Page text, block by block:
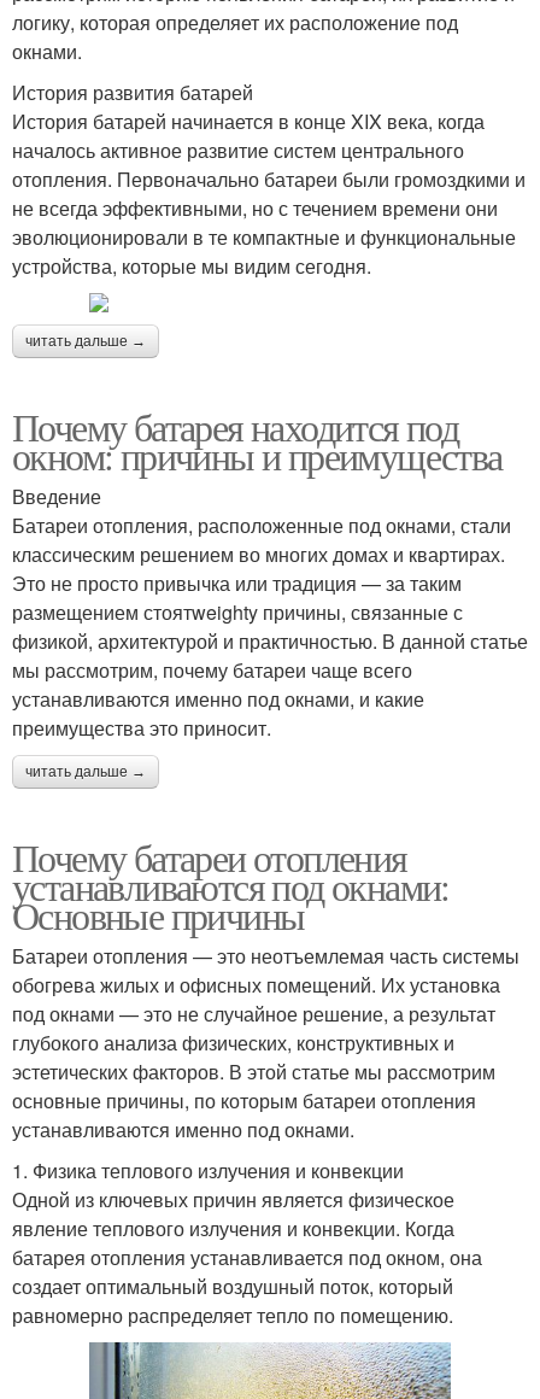
логику, которая определяет их расположение под
окнами.
История развития батарей
История батарей начинается в конце XIX века, когда
началось активное развитие систем центрального
отопления. Первоначально батареи были громоздкими и
не всегда эффективными, но с течением времени они
эволюционировали в те компактные и функциональные
устройства, которые мы видим сегодня.
читать дальше →
Почему батарея находится под
окном: причины и преимущества
Введение
Батареи отопления, расположенные под окнами, стали
классическим решением во многих домах и квартирах.
Это не просто привычка или традиция — за таким
размещением стоятweighty причины, связанные с
физикой, архитектурой и практичностью. В данной статье
мы рассмотрим, почему батареи чаще всего
устанавливаются именно под окнами, и какие
преимущества это приносит.
читать дальше →
Почему батареи отопления
устанавливаются под окнами:
Основные причины
Батареи отопления — это неотъемлемая часть системы
обогрева жилых и офисных помещений. Их установка
под окнами — это не случайное решение, а результат
глубокого анализа физических, конструктивных и
эстетических факторов. В этой статье мы рассмотрим
основные причины, по которым батареи отопления
устанавливаются именно под окнами.
1. Физика теплового излучения и конвекции
Одной из ключевых причин является физическое
явление теплового излучения и конвекции. Когда
батарея отопления устанавливается под окном, она
создает оптимальный воздушный поток, который
равномерно распределяет тепло по помещению.